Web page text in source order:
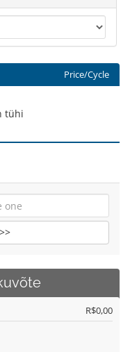
Price/Cycle
tühi
R$0,00